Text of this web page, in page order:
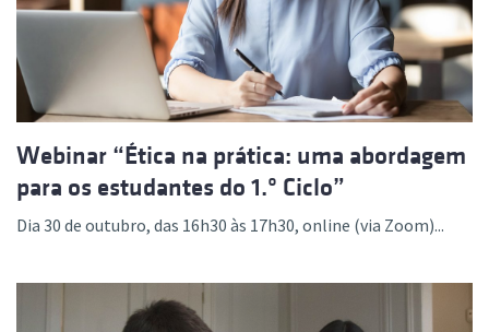
Webinar “Ética na prática: uma abordagem
para os estudantes do 1.º Ciclo”
Dia 30 de outubro, das 16h30 às 17h30, online (via Zoom)...